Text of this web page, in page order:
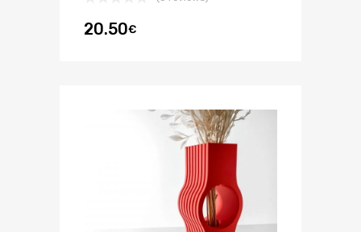
20.50€